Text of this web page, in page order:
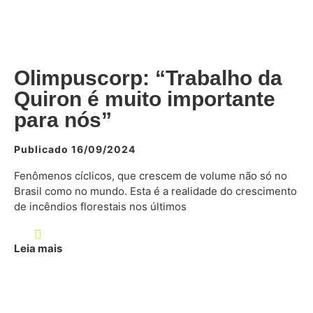
Olimpuscorp: “Trabalho da
Quiron é muito importante
para nós”
Publicado 16/09/2024
Fenômenos cíclicos, que crescem de volume não só no
Brasil como no mundo. Esta é a realidade do crescimento
de incêndios florestais nos últimos
Leia mais